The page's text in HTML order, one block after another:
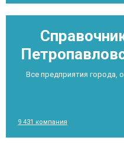
Все предприятия города,
9 431 компания